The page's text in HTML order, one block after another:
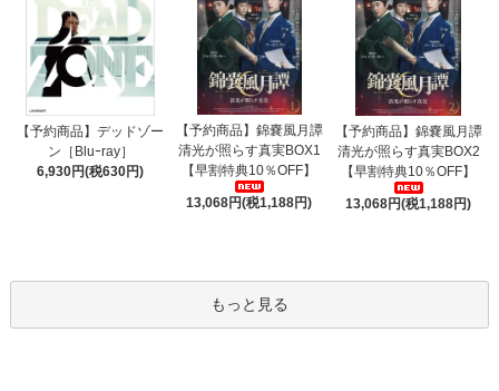
【予約商品】デッドゾー
ン［Bluｰray］
6,930円(税630円)
【予約商品】錦嚢風月譚
清光が照らす真実BOX1
【早割特典10％OFF】
13,068円(税1,188円)
【予約商品】錦嚢風月譚
清光が照らす真実BOX2
【早割特典10％OFF】
13,068円(税1,188円)
もっと見る